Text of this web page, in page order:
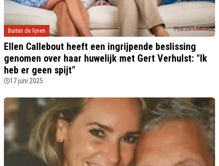
Buiten de lijnen
Ellen Callebout heeft een ingrijpende beslissing
genomen over haar huwelijk met Gert Verhulst: "Ik
heb er geen spijt"
17 juni 2025